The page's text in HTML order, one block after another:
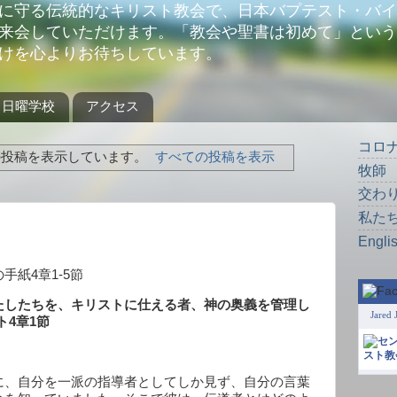
守る伝統的なキリスト教会で、日本バプテスト・バ
会していただけます。「教会や聖書は初めて」とい
を心よりお待ちしています。
日曜学校 アクセス
稿を表示しています。 すべての投稿を表示
手紙4章1-5節
たちを、キリストに仕える者、神の奥義を管理し
4章1節
自分を一派の指導者としてしか見ず、自分の言葉
コロ
牧師
交わ
私た
Jared